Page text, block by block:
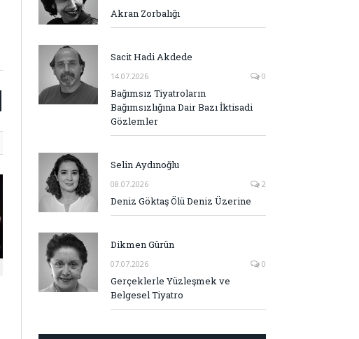
Akran Zorbalığı
Sacit Hadi Akdede
14.07.2026 0
Bağımsız Tiyatroların
Bağımsızlığına Dair Bazı İktisadi
Gözlemler
Selin Aydınoğlu
08.07.2026 2
Deniz Göktaş Ölü Deniz Üzerine
Dikmen Gürün
07.07.2026 0
Gerçeklerle Yüzleşmek ve
Belgesel Tiyatro